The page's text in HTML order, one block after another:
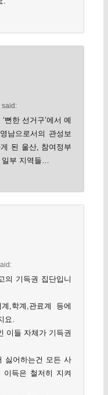
said:
한 선거구’에서 예
남으로서의 관성보
된 울산, 참여정부
부 지역들…
의 기득권 집단입니
,학계,관료계 등에
요.
이들 자체가 기득권
싫어하는건 모든 사
이득은 철저히 지켜